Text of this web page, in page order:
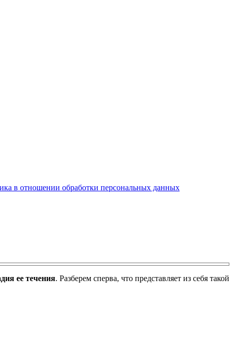
в отношении обработки персональных данных
ее течения. Разберем сперва, что представляет из себя такой